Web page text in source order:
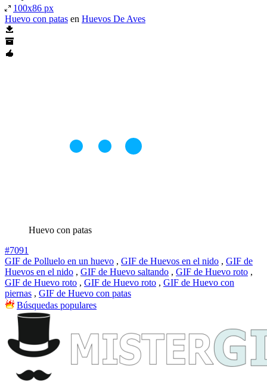
100x86 px
Huevo con patas en Huevos De Aves
Huevo con patas
#7091
GIF de Polluelo en un huevo , GIF de Huevos en el nido , GIF de
Huevos en el nido , GIF de Huevo saltando , GIF de Huevo roto ,
GIF de Huevo roto , GIF de Huevo roto , GIF de Huevo con
piernas , GIF de Huevo con patas
Búsquedas populares